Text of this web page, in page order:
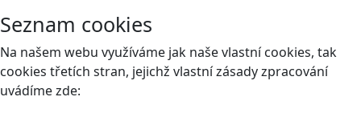
Seznam cookies
Na našem webu využíváme jak naše vlastní cookies, tak
cookies třetích stran, jejichž vlastní zásady zpracování
uvádíme zde: